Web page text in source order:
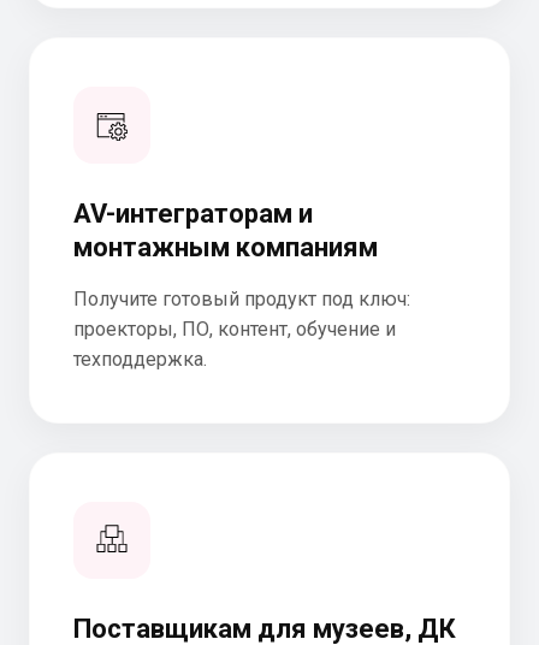
AV-интеграторам и
монтажным компаниям
Получите готовый продукт под ключ:
проекторы, ПО, контент, обучение и
техподдержка.
Поставщикам для музеев, ДК